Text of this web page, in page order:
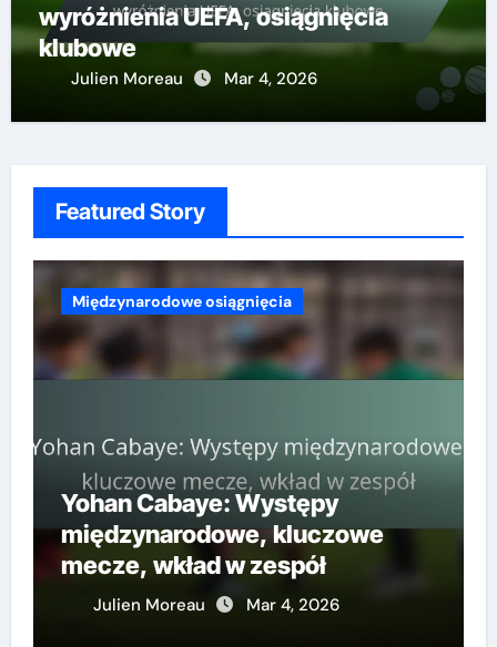
wyróżnienia UEFA, osiągnięcia
klubowe
Julien Moreau Mar 4, 2026
Featured Story
Międzynarodowe osiągnięcia
Yohan Cabaye: Występy
międzynarodowe, kluczowe
mecze, wkład w zespół
Julien Moreau Mar 4, 2026